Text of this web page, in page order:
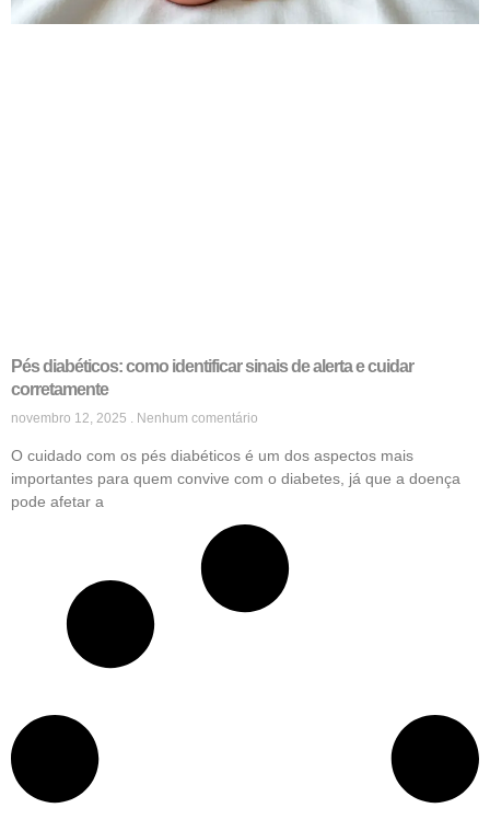
Pés diabéticos: como identificar sinais de alerta e cuidar
corretamente
novembro 12, 2025 Nenhum comentário
O cuidado com os pés diabéticos é um dos aspectos mais
importantes para quem convive com o diabetes, já que a doença
pode afetar a